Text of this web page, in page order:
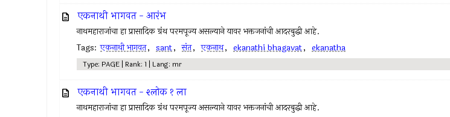
एकनाथी भागवत - आरंभ
नाथमहाराजांचा हा प्रासादिक ग्रंथ परमपूज्य असल्याने यावर भक्तजनांची आदरबुद्धी आहे.
Tags: एकनाथी भागवत, sant, संत, एकनाथ, ekanathi bhagavat, ekanatha
Type: PAGE | Rank: 1 | Lang: mr
एकनाथी भागवत - श्लोक १ ला
नाथमहाराजांचा हा प्रासादिक ग्रंथ परमपूज्य असल्याने यावर भक्तजनांची आदरबुद्धी आहे.